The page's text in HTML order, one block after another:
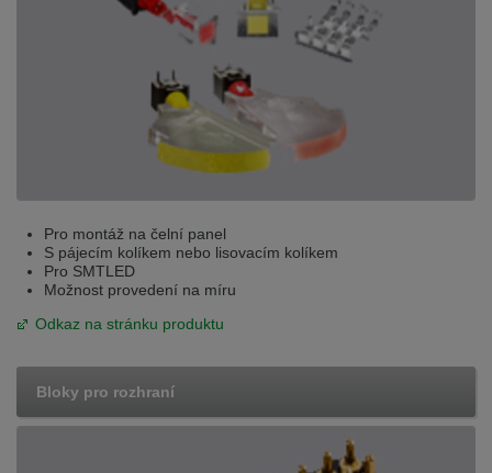
Pro montáž na čelní panel
S pájecím kolíkem nebo lisovacím kolíkem
Pro SMTLED
Možnost provedení na míru
Odkaz na stránku produktu
Bloky pro rozhraní